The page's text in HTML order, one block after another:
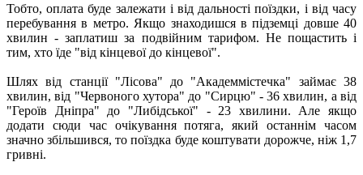
Тобто, оплата буде залежати і від дальності поїздки, і від часу
перебування в метро. Якщо знаходишся в підземці довше 40
хвилин - заплатиш за подвійним тарифом. Не пощастить і
тим, хто їде "від кінцевої до кінцевої".
Шлях від станції "Лісова" до "Академмістечка" займає 38
хвилин, від "Червоного хутора" до "Сирцю" - 36 хвилин, а від
"Героїв Дніпра" до "Либідської" - 23 хвилини. Але якщо
додати сюди час очікування потяга, який останнім часом
значно збільшився, то поїздка буде коштувати дорожче, ніж 1,7
гривні.